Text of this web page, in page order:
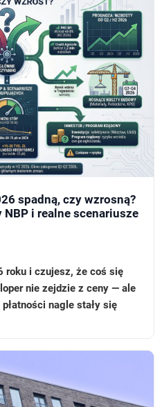
spadną, czy wzrosną?
i realne scenariusze
roku i czujesz, że coś się
nie zejdzie z ceny — ale
nagle stały się